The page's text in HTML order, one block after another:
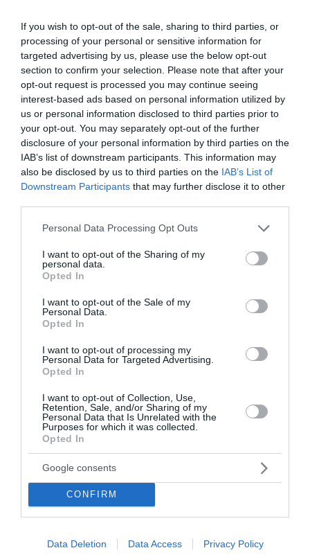
If you wish to opt-out of the sale, sharing to third parties, or
processing of your personal or sensitive information for
targeted advertising by us, please use the below opt-out
section to confirm your selection. Please note that after your
opt-out request is processed you may continue seeing
interest-based ads based on personal information utilized by
us or personal information disclosed to third parties prior to
your opt-out. You may separately opt-out of the further
disclosure of your personal information by third parties on the
IAB’s list of downstream participants. This information may
also be disclosed by us to third parties on the IAB’s List of
Downstream Participants that may further disclose it to other
Please note that this website/app uses one or more Google
not limited to your visit or usage behaviour. You may click to
grant or deny consent to Google and its third-party tags to
use your data for below specified purposes in below Google
consent section.
Personal Data Processing Opt Outs
I want to opt-out of the Sharing of my
personal data.
Opted In
I want to opt-out of the Sale of my
Personal Data.
Opted In
I want to opt-out of processing my
Personal Data for Targeted Advertising.
Opted In
I want to opt-out of Collection, Use,
Retention, Sale, and/or Sharing of my
Personal Data that Is Unrelated with the
Purposes for which it was collected.
Opted In
Google consents
CONFIRM
Data Deletion Data Access Privacy Policy
διοργάνωσης. Ο Δήμος μας αποδεικνύει ότι μπορεί να
φιλοξενεί διοργανώσεις υψηλού κύρους, προάγοντας
τον αθλητισμό και τις αξίες της συμμετοχής και της
συνεργασίας».
Ο Αντιδήμαρχος Αθλητισμού, κ. Κώστας Σωτηρίου,
δήλωσε: «Το FIBA 3×3 Greece Tour 2025 δεν είναι μόνο
ένας αγώνας, είναι μια γιορτή για τον αθλητισμό και
την κοινωνία μας. Δίνουμε τη δυνατότητα σε παιδιά,
νέους και ενήλικες να ζήσουν την εμπειρία του 3×3, να
επενδύει στον αθλητισμό και είμαστε περήφανοι που
φέρνουμε στην πόλη μας ένα τόσο μεγάλο γεγονός».
Για την προβολή της εκπομπής, της μουσικής ή των
βιβλίων σας επικοινωνήστε μαζί μας στο info@rise.gr
SPORTS
Latest Posts